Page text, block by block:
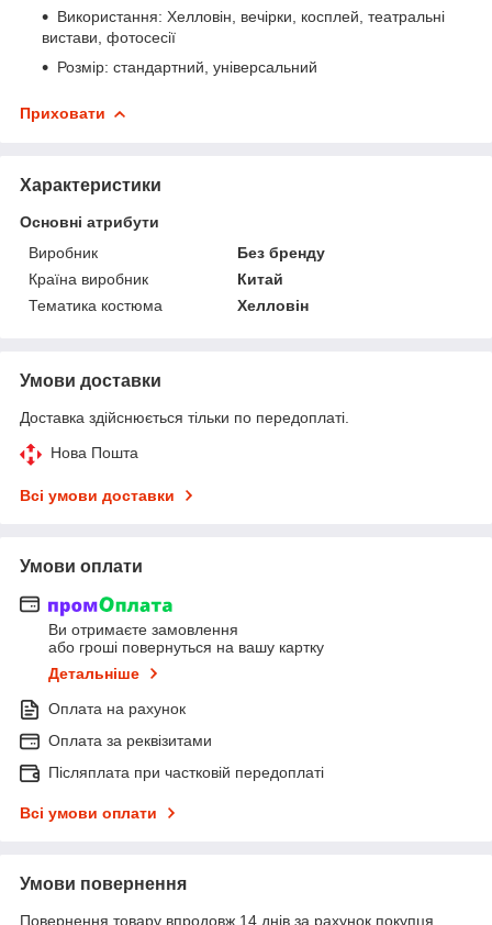
Використання: Хелловін, вечірки, косплей, театральні
вистави, фотосесії
Розмір: стандартний, універсальний
Приховати
Характеристики
Основні атрибути
Виробник
Без бренду
Країна виробник
Китай
Тематика костюма
Хелловін
Умови доставки
Доставка здійснюється тільки по передоплаті.
Нова Пошта
Всі умови доставки
Умови оплати
Ви отримаєте замовлення
або гроші повернуться на вашу картку
Детальніше
Оплата на рахунок
Оплата за реквізитами
Післяплата при частковій передоплаті
Всі умови оплати
Умови повернення
Повернення товару впродовж 14 днів за рахунок покупця